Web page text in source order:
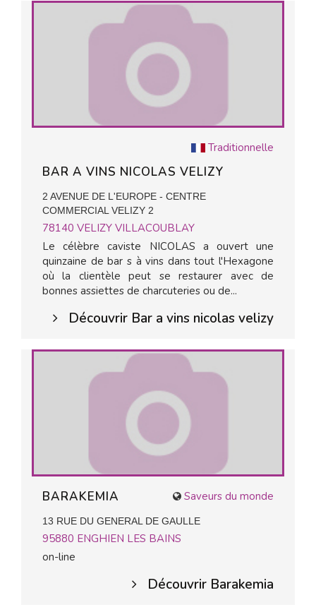
Traditionnelle
BAR A VINS NICOLAS VELIZY
2 AVENUE DE L'EUROPE - CENTRE
COMMERCIAL VELIZY 2
78140 VELIZY VILLACOUBLAY
Le célèbre caviste NICOLAS a ouvert une
quinzaine de bar s à vins dans tout l'Hexagone
où la clientèle peut se restaurer avec de
bonnes assiettes de charcuteries ou de...
Découvrir Bar a vins nicolas velizy
Saveurs du monde
BARAKEMIA
13 RUE DU GENERAL DE GAULLE
95880 ENGHIEN LES BAINS
on-line
Découvrir Barakemia